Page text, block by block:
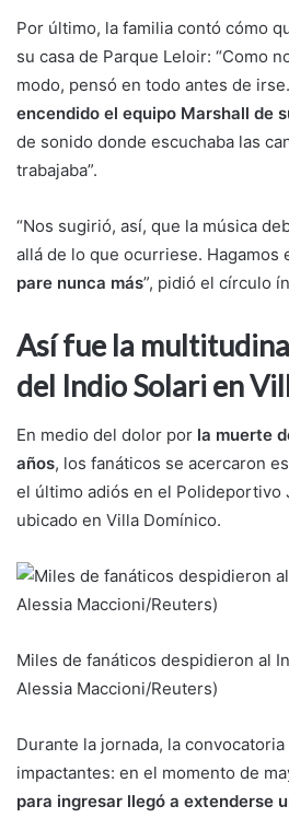
Por último, la familia contó cómo
su casa de Parque Leloir: “Como
modo, pensó en todo antes de
encendido el equipo Marshall de
de sonido donde escuchaba las
trabajaba”.
“Nos sugirió, así, que la música
allá de lo que ocurriese. Hagamos
pare nunca más”, pidió el círculo
Así fue la
del Indio Solari en
En medio del dolor por la muerte
años, los fanáticos se acercaron
el último adiós en el Polideportivo
ubicado en Villa Domínico.
Miles de fanáticos despidieron al
Alessia Maccioni/Reuters)
Durante la jornada, la
impactantes: en el momento de
para ingresar llegó a extenderse